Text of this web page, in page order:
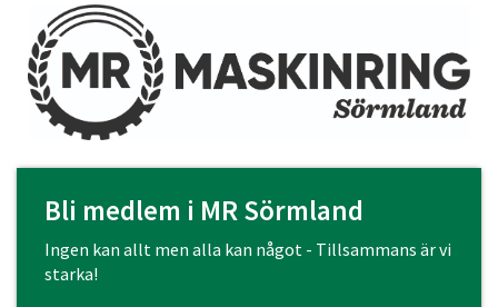
Bli medlem i MR Sörmland
Ingen kan allt men alla kan något - Tillsammans är vi
starka!